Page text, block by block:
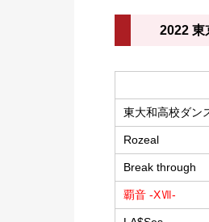
2022 東
東大和高校ダン
Rozeal
Break through
覇音 -XⅦ-